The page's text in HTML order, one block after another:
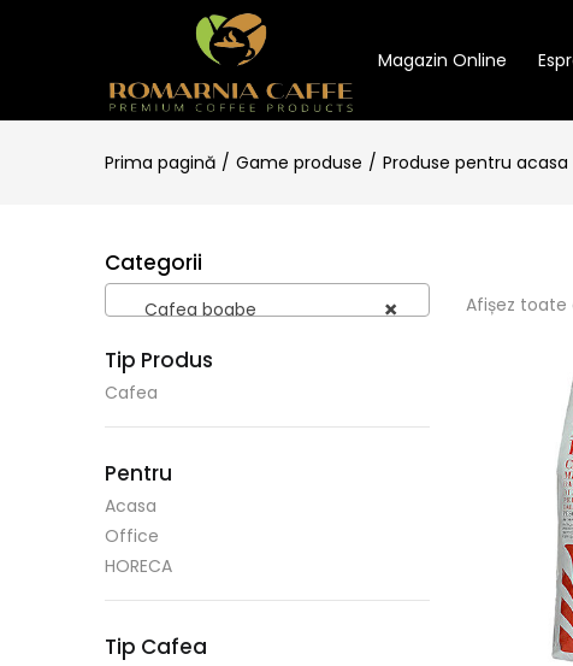
Magazin Online
Prima pagină Game produse Produse pentru acasa
Afișez toate
Categorii
×
Cafea boabe
Tip Produs
Cafea
Pentru
Acasa
Office
HORECA
Tip Cafea